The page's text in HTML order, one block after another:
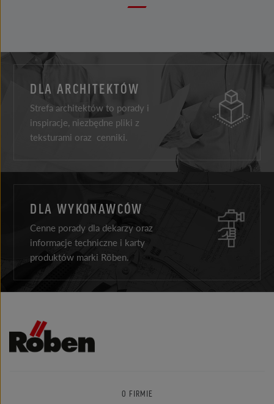
DLA ARCHITEKTÓW
Strefa architektów to porady i
inspiracje, niezbędne pliki z
teksturami oraz cenniki.
DLA WYKONAWCÓW
Cenne porady dla dekarzy oraz
informacje techniczne i karty
produktów marki Röben.
O FIRMIE